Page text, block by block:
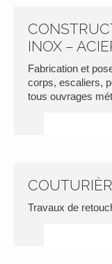
INOX –
Fabrication et
corps, escaliers,
tous ouvrages
Travaux de